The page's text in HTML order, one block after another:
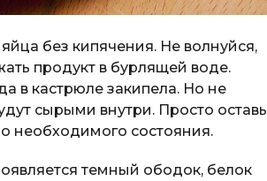
без кипячения. Не волнуйся,
продукт в бурлящей воде.
в кастрюле закипела. Но не
сырыми внутри. Просто оставь
необходимого состояния.
темный ободок, белок